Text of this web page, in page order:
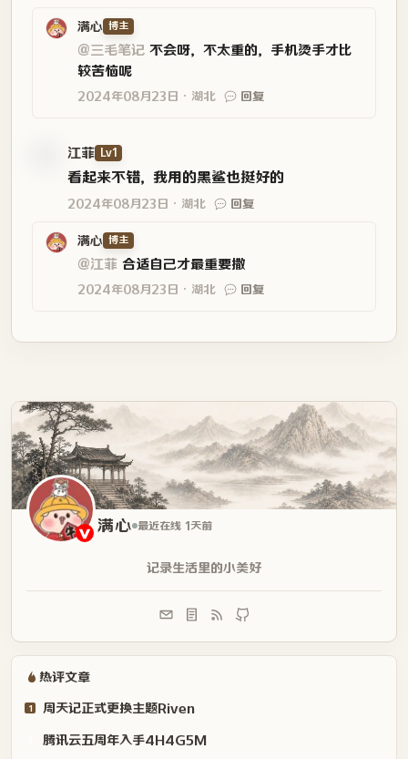
满心 博主
@三毛笔记 不会呀，不太重的，手机烫手才比
较苦恼呢
2024年08月23日 湖北 回复
江菲 Lv1
看起来不错，我用的黑鲨也挺好的
2024年08月23日 湖北 回复
满心 博主
@江菲 合适自己才最重要撒
2024年08月23日 湖北 回复
满心 最近在线 1天前
记录生活里的小美好
热评文章
1 周天记正式更换主题Riven
腾讯云五周年入手4H4G5M